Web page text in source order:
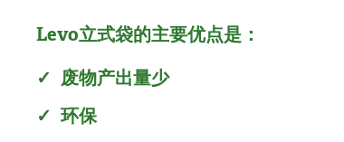
Levo立式袋的主要优点是：
废物产出量少
环保